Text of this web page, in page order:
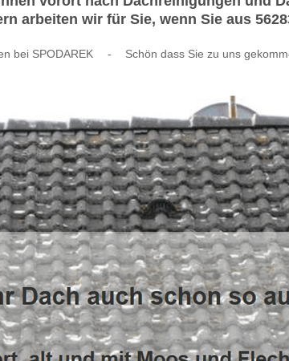
arbeiten wir für Sie, wenn Sie aus
bei SPODAREK - Schön dass Sie zu uns